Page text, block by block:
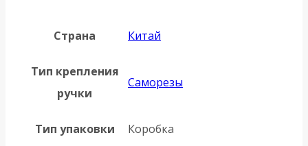
Страна Китай
Тип крепления
ручки
Саморезы
Тип упаковки Коробка